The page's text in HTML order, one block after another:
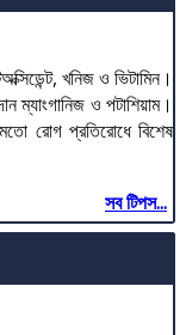
খনিজ ও ভিটামিন।
ম্যাংগানিজ ও পটাশিয়াম।
রোগ প্রতিরোধে বিশেষ
সব টিপস...